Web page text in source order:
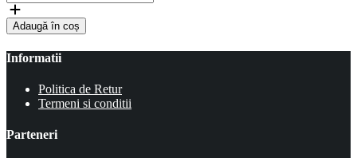
Adaugă în coș
Informatii
Politica de Retur
Termeni si conditii
Parteneri